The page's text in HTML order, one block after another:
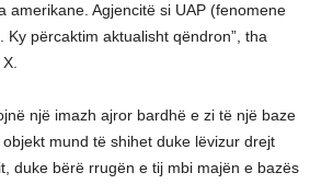
amerikane. Agjencitë si UAP (fenomene
përcaktim aktualisht qëndron”, tha
një imazh ajror bardhë e zi të një baze
mund të shihet duke lëvizur drejt
duke bërë rrugën e tij mbi majën e bazës